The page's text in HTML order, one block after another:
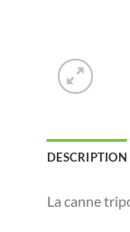
DESCRIPTION
La canne